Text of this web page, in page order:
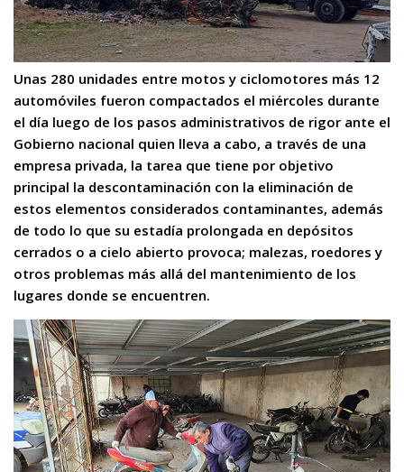
Unas 280 unidades entre motos y ciclomotores más 12
automóviles fueron compactados el miércoles durante
el día luego de los pasos administrativos de rigor ante el
Gobierno nacional quien lleva a cabo, a través de una
empresa privada, la tarea que tiene por objetivo
principal la descontaminación con la eliminación de
estos elementos considerados contaminantes, además
de todo lo que su estadía prolongada en depósitos
cerrados o a cielo abierto provoca; malezas, roedores y
otros problemas más allá del mantenimiento de los
lugares donde se encuentren.